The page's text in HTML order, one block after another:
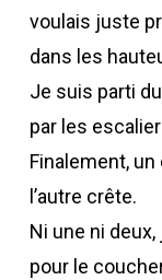
voulais juste
dans les
Je suis parti du
par les
Finalement, un
l’autre crête.
Ni une ni
pour le